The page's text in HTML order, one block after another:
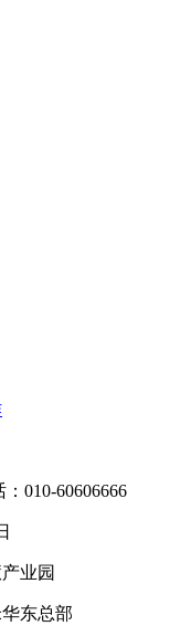
010-60606666
业园
东总部